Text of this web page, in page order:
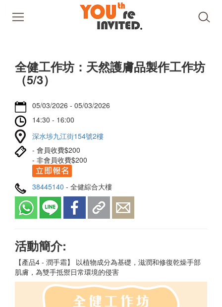
全健工作坊：天然護膚品製作工作坊
（5/3）
05/03/2026 - 05/03/2026
14:30 - 16:00
深水埗九江街154號2樓
- 會員收費$200
- 非會員收費$200
38445140 - 全健綜合大樓
活動簡介:
【產品4 - 潤手霜】 以植物成分為基礎，滋潤和修復乾燥手部
肌膚，為雙手抵禦日常環境的侵害